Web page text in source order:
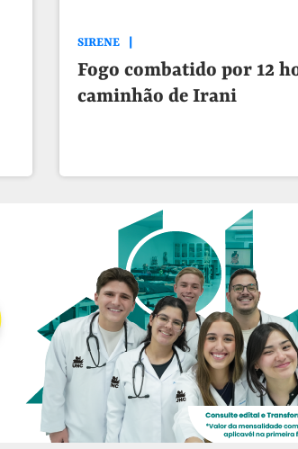
SIRENE
Fogo combatido por 12
caminhão de Irani